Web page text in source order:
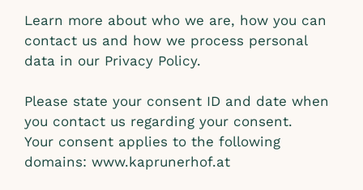
Learn more about who we are, how you can
contact us and how we process personal
data in our Privacy Policy.
Please state your consent ID and date when
you contact us regarding your consent.
Your consent applies to the following
domains: www.kaprunerhof.at